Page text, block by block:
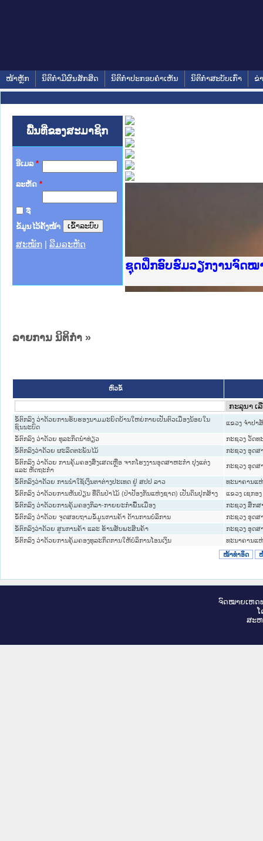
ໜ້າຫຼັກ ນິຕິກໍາມີຜົນສັກສິດ ນິຕິກໍາປະກອບຄໍາເຫັນ ນິຕິກໍາສະບັບເກົ່າ ຂ່
ພື້ນທີ່ຂອງສະມາຊິກ
ອີເມລ *
ລະຫັດ *
ຈື່
ຂໍ້ມູນໄວ້ຄັ້ງໜ້າ
ສະໝັກ ລືມລະຫັດ
Ministry of Justice Lao
ເຜີຍແຜ່ວັບໄຊຈົດໝາຍເຫດ
ກະຊວງຍຸຕິທຳ
ຊຸດຝຶກອົບຮົມວຽກງານຈົດໝ
ກອງປະຊຸມທົບທວນຄືນການ
ຝຶກອົບຮົມ ຜູ່ປະສານງານວຽ
ຝຶກອົບຮົມ ຜູ່ປະສານງານວຽ
ເຜີຍແຜ່ແອັບກົດໝາຍລາວ
ເຜີຍແຜ່ແອັບກົດໝາຍລາວ ແ
ຍົກລະດັບວຽກງານຈົດໝາຍ
ຊຸດຝຶກອົບຮົມວຽກງານຈົດໝ
ລາຍການ ນິຕິກໍາ »
ຫົວຂໍ້
ຂໍ້ຕົກລົງ ວ່າດ້ວຍການຮັບຮອງນາມມະຍົດບ້ານໃຫຍ່ກາຍເປັນຕົວເມືອງນ້ອຍໃນ
ຊົນນະບົດ
ແຂວງ ຈໍາປາ
ຂໍ້ຕົກລົງ ວ່າດ້ວຍ ທຸລະກິດນຳທ່ຽວ
ກະຊວງ ວັດທ
ຂໍ້ຕົກລົງວ່າດ້ວຍ ຜະລິດຕະພັນໄມ້
ກະຊວງ ອຸດສ
ຂໍ້ຕົກລົງ ວ່າດ້ວຍ ການຄຸ້ມຄອງສິ່ງເສດເຫຼືອ ຈາກໂຮງງານອຸດສາຫະກຳ ປຸງແຕ່ງ
ແລະ ຫັດຖະກຳ
ກະຊວງ ອຸດສ
ຂໍ້ຕົກລົງວ່າດ້ວຍ ການນຳໃຊ້ເງິນຕາຕ່າງປະເທດ ຢູ່ ສປປ ລາວ
ທະນາຄານແ
ຂໍ້ຕົກລົງ ວ່າດ້ວຍການຫັນປ່ຽນ ທີ່ດິນປ່າໄມ້ (ປ່າປ້ອງກັນແຫ່ງຊາດ) ເປັນດິນປຸກສ້າງ
ແຂວງ ເຊກອງ
ຂໍ້ຕົກລົງ ວ່າດ້ວຍການຄຸ້ມຄອງກິລາ-ກາຍຍະກໍາພື້ນເມືອງ
ກະຊວງ ສຶກສ
ຂໍ້ຕົກລົງ ວ່າດ້ວຍ ຈຸດສອບຖາມຂໍ້ມູນການຄ້າ ດ້ານການບໍລິການ
ກະຊວງ ອຸດສ
ຂໍ້ຕົກລົງວ່າດ້ວຍ ສູນການຄ້າ ແລະ ຮ້ານສັບພະສິນຄ້າ
ກະຊວງ ອຸດສ
ຂໍ້ຕົກລົງ ວ່າດ້ວຍການຄຸ້ມຄອງທຸລະກິດການໃຫ້ບໍລິການໂອນເງິນ
ທະນາຄານແ
ໜ້າທໍາອິດ
ຈົດ​ໝາຍ​ເຫດ​
ສະ​ຫ